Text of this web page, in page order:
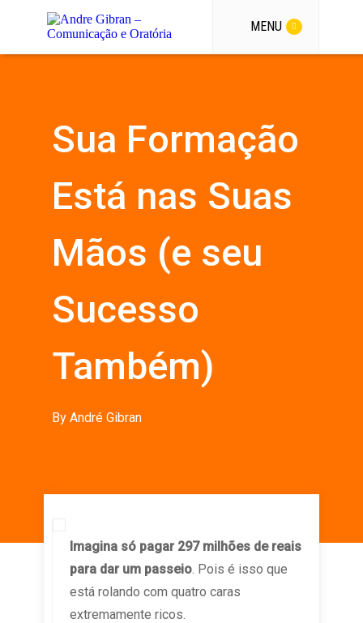
MENU
Sua Formação
Está nas Suas
Mãos (e seu
Sucesso
Também)
By André Gibran
Imagina só pagar 297 milhões de reais
para dar um passeio. Pois é isso que
está rolando com quatro caras
extremamente ricos.